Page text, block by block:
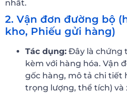
nhất.
2. Vận đơn đường bộ
kho, Phiếu gửi hàng)
Tác dụng: Đây là chứng
kèm với hàng hóa. Vận
gốc hàng, mô tả chi tiết
trọng lượng, thể tích) và